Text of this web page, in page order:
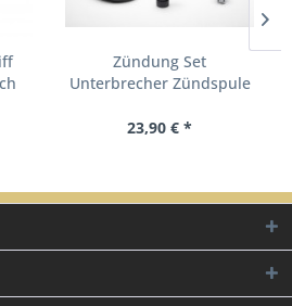
Zündung Set
Unterbrecher Zündspule
23,90 € *